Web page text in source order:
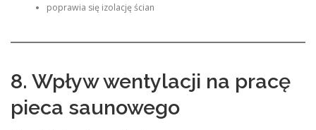
poprawia się izolację ścian
8. Wpływ wentylacji na pracę
pieca saunowego